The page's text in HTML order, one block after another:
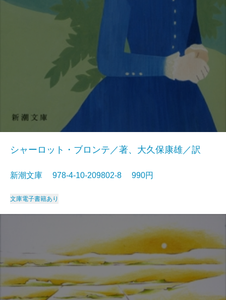
シャーロット・ブロンテ／著、大久保康雄／訳
新潮文庫 978-4-10-209802-8 990円
文庫電子書籍あり